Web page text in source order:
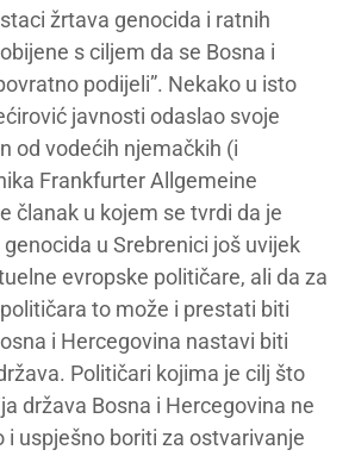
žrtava genocida i ratnih
s ciljem da se Bosna i
podijeli”. Nekako u isto
javnosti odaslao svoje
od vodećih njemačkih (i
Frankfurter Allgemeine
članak u kojem se tvrdi da je
u Srebrenici još uvijek
evropske političare, ali da za
to može i prestati biti
i Hercegovina nastavi biti
Političari kojima je cilj što
država Bosna i Hercegovina ne
i uspješno boriti za ostvarivanje